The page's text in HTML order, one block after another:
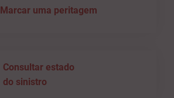
Marcar uma peritagem
Consultar estado
do sinistro